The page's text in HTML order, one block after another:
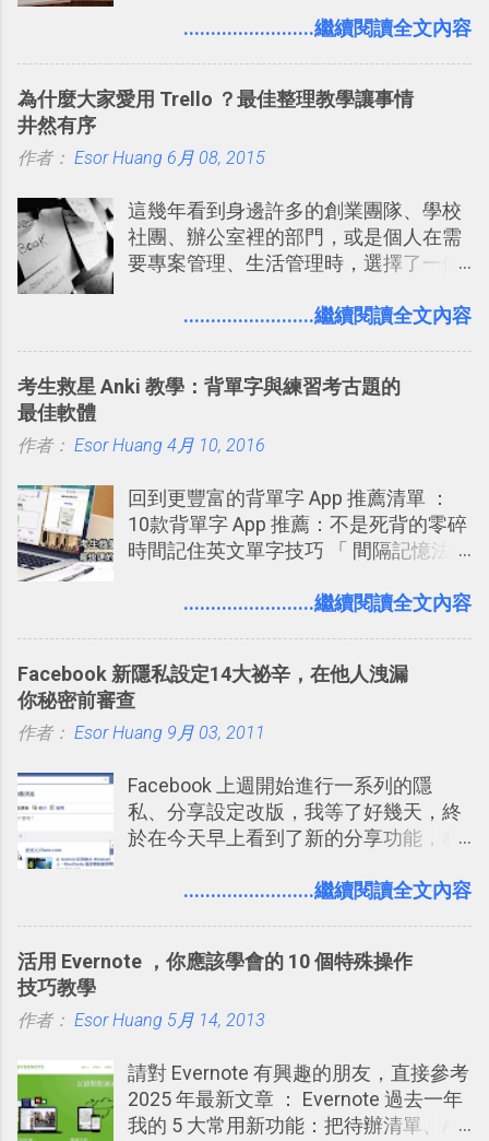
稱。 在規劃路線之外，自訂地圖還能補
時帶來好心情，二方面事後就是最好的
享合作，讓彼此都能在手機上查看這次
要製作家庭相框 用照片來當小禮物 把照
片？而且最好能不花時間、立即拿到、
（或是沒有好的印表機），又不想跑照
提供了印照片的服務 ，而且價格不貴，
可以立即拿到，操作流程也十分簡單。
之前我在電腦玩物分享過：「 不需買印
方便教學 」。這篇文章則從印照片出
........................繼續閱讀全文內容
為什麼大家愛用 Trello ？最佳整理教學讓事情
井然有序
作者： Esor Huang 6月 08, 2015
這幾年看到身邊許多的創業團隊、學校
社團、辦公室裡的部門，或是個人在需
要專案管理、生活管理時，選擇了一個
一個什麼樣的管理工具，讓這麼多人都
念」的管理教學文章： 把 Evernote 當
Google Drive 變身 Trello ！幫雲端硬碟
著 Trello ，卻還沒有在電腦玩物上寫過
一篇完整的介紹！雖然錯過了幾年前第
一時間推薦 Trello 的時機，但在這段時
澱自己的使用方法，歸納出「 為什麼值
學。 2015/6/13 新增： 免費專案管理軟
體推薦！困難計畫簡單管理 13 種工具
2016 年新增 ： 如何將 Trello 切換到繁
2016/7/7 新增 ： 如何活用 Trello 記
帳？我的理財計畫心得與看板範本
2016/7/13 新增： 如何將網頁資料快速
2016/8 新增： Trello 開放「強化功能」
技！最想要的強大 Trello 客製化範例教
急時間管理四象限在 Trello 活用與範本
用 Trello？ 8個專案排程協作重點技巧
2017/6 新增： 如何用 Trello 規劃自助
旅行？我的 Trello 行程計畫使用技巧教
........................繼續閱讀全文內容
考生救星 Anki 教學：背單字與練習考古題的
最佳軟體
作者： Esor Huang 4月 10, 2016
回到更豐富的背單字 App 推薦清單 ：
10款背單字 App 推薦：不是死背的零碎
時間記住英文單字技巧 「 間隔記憶法
短期記憶變成長期記憶。 舉例來說我今
強；然後下次快要忘記可能變成相隔一
個禮拜，這時再次複習，就能把記憶強
化，讓記憶延長到可能半個月；那時候
來一個月的記憶長度！就這樣反覆慢慢
拉長時間練習，就能讓一個東西成為腦
海中更深刻的記憶。 問題是，當我們一
要準備數百個考試問題時，自己手動進
練習的記憶卡片，自動規劃要延期複習
樣的軟體中最受好評的，或許就是今天
........................繼續閱讀全文內容
Facebook 新隱私設定14大祕辛，在他人洩漏
你秘密前審查
作者： Esor Huang 9月 03, 2011
Facebook 上週開始進行一系列的隱
私、分享設定改版，我等了好幾天，終
於在今天早上看到了新的分享功能，相
用新版的分享功能與隱私設定。 嚴格來
置。不過有一項很實用的設定是新增
你」的內容，決定要不要讓其他朋友看
標籤在他的訊息中，或是想把你標籤在
相片圖片裡，現在你都多了一個「事先
審查」的機制，可以決定這些你被標籤
........................繼續閱讀全文內容
活用 Evernote ，你應該學會的 10 個特殊操作
技巧教學
作者： Esor Huang 5月 14, 2013
請對 Evernote 有興趣的朋友，直接參考
2025 年最新文章 ： Evernote 過去一年
我的 5 大常用新功能：把待辦清單、AI